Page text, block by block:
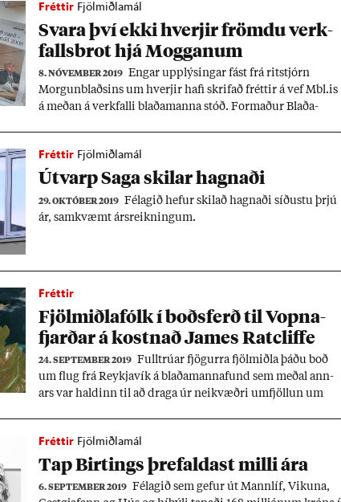
Fréttir Fjölmiðlamál
Svara því ekki hverj­ir frömdu verk­
falls­brot hjá Mogg­an­um
8. NÓVEMBER 2019
Eng­ar upp­lýs­ing­ar fást frá rit­stjórn
Morg­un­blaðs­ins um hverj­ir hafi skrif­að frétt­ir á vef Mbl.is
á með­an á verk­falli blaða­manna stóð. Formað­ur Blaða­
Fréttir Fjölmiðlamál
Út­varp Saga skil­ar hagn­aði
29. OKTÓBER 2019
Fé­lag­ið hef­ur skil­að hagn­aði síð­ustu þrjú
ár, sam­kvæmt árs­reikn­ing­um.
Fréttir
Fjöl­miðla­fólk í boðs­ferð til Vopna­
fjarð­ar á kostn­að James Ratclif­fe
24. SEPTEMBER 2019
Full­trú­ar fjög­urra fjöl­miðla þáðu boð
um flug frá Reykja­vík á blaða­manna­fund sem með­al ann­
ars var hald­inn til að draga úr nei­kvæðri um­fjöll­un um
Fréttir Fjölmiðlamál
Tap Birt­ings þre­fald­ast milli ára
6. SEPTEMBER 2019
Fé­lag­ið sem gef­ur út Mann­líf, Vik­una,